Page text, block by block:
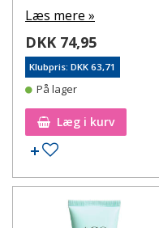
Læs mere »
DKK 74,95
Klubpris: DKK 63,71
På lager
Læg i kurv
Tilføj til ønskeseddel